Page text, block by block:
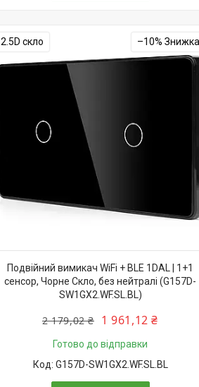
2.5D скло –10%
Подвійний вимикач WiFi + BLE 1DAL | 1+1
сенсор, Чорне Скло, без нейтралі (G157D-
SW1GX2.WF.SL.BL)
2 179,02 ₴ 1 961,12 ₴
Готово до відправки
G157D-SW1GX2.WF.SL.BL